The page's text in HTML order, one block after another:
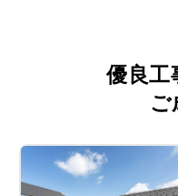
優良工
ご